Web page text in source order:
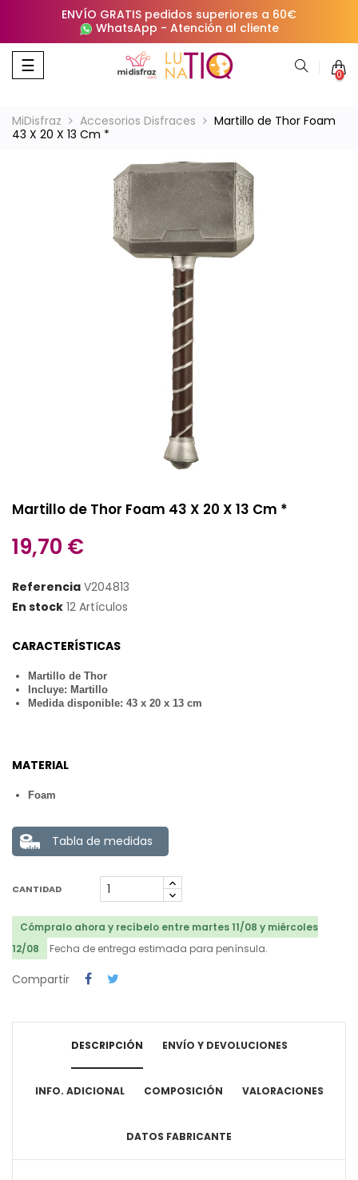
ENVÍO GRATIS pedidos superiores a 60€
WhatsApp - Atención al cliente
Navegación
de
☰ 0
MiDisfraz Accesorios Disfraces
Martillo de Thor Foam
43 X 20 X 13 Cm *
Martillo de Thor Foam 43 X 20 X 13 Cm *
19,70 €
Referencia V204813
En stock 12 Artículos
CARACTERÍSTICAS
Martillo de Thor
Incluye: Martillo
Medida disponible: 43 x 20 x 13 cm
MATERIAL
Foam
Tabla de medidas
CANTIDAD
Cómpralo ahora y recíbelo entre martes 11/08 y miércoles
12/08
Fecha de entrega estimada para península.
Compartir
DESCRIPCIÓN ENVÍO Y DEVOLUCIONES
INFO. ADICIONAL COMPOSICIÓN VALORACIONES
DATOS FABRICANTE